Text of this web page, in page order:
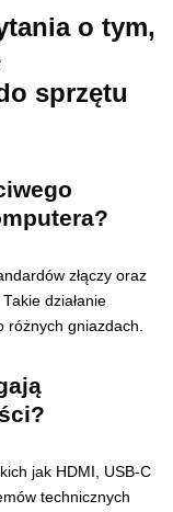
o tym,
sprzętu
złączy oraz
działanie
różnych gniazdach.
jak HDMI, USB-C
technicznych